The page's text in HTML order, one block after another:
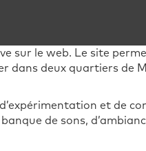
sur le web. Le site
dans deux quartiers de
et de
de sons,